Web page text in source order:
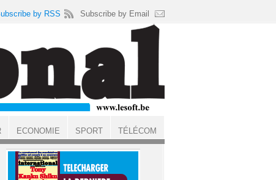
by RSS Subscribe by Email
ECONOMIE SPORT TÉLÉCOM